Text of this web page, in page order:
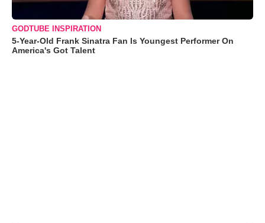
GODTUBE INSPIRATION
5-Year-Old Frank Sinatra Fan Is Youngest Performer On
America's Got Talent